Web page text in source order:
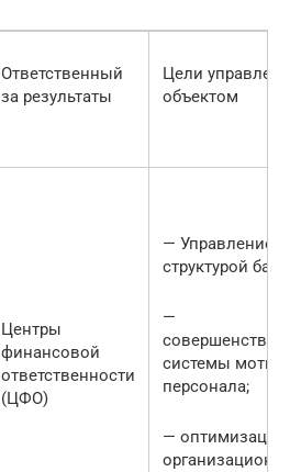
Ответственный
за результаты
Цели
объектом
Центры
финансовой
ответственности
(ЦФО)
— Управление
структурой
—
системы
персонала;
— оптимизация